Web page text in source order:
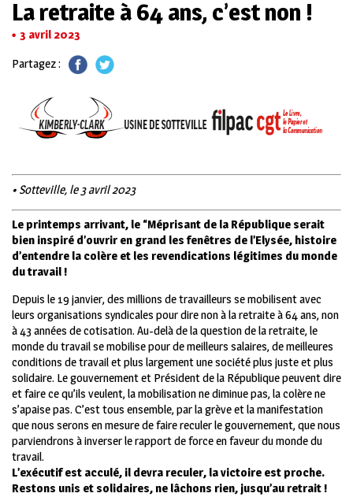
La retraite à 64 ans, c’est non !
3 avril 2023
Partagez :
• Sotteville, le 3 avril 2023
Le printemps arrivant, le “Méprisant de la République serait
bien inspiré d’ouvrir en grand les fenêtres de l’Elysée, histoire
d’entendre la colère et les revendications légitimes du monde
du travail !
Depuis le 19 janvier, des millions de travailleurs se mobilisent avec
leurs organisations syndicales pour dire non à la retraite à 64 ans, non
à 43 années de cotisation. Au-delà de la question de la retraite, le
monde du travail se mobilise pour de meilleurs salaires, de meilleures
conditions de travail et plus largement une société plus juste et plus
solidaire. Le gouvernement et Président de la République peuvent dire
et faire ce qu’ils veulent, la mobilisation ne diminue pas, la colère ne
s’apaise pas. C’est tous ensemble, par la grève et la manifestation
que nous serons en mesure de faire reculer le gouvernement, que nous
parviendrons à inverser le rapport de force en faveur du monde du
travail.
L’exécutif est acculé, il devra reculer, la victoire est proche.
Restons unis et solidaires, ne lâchons rien, jusqu’au retrait !